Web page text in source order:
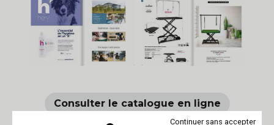
Consulter le catalogue en ligne
Continuer sans accepter